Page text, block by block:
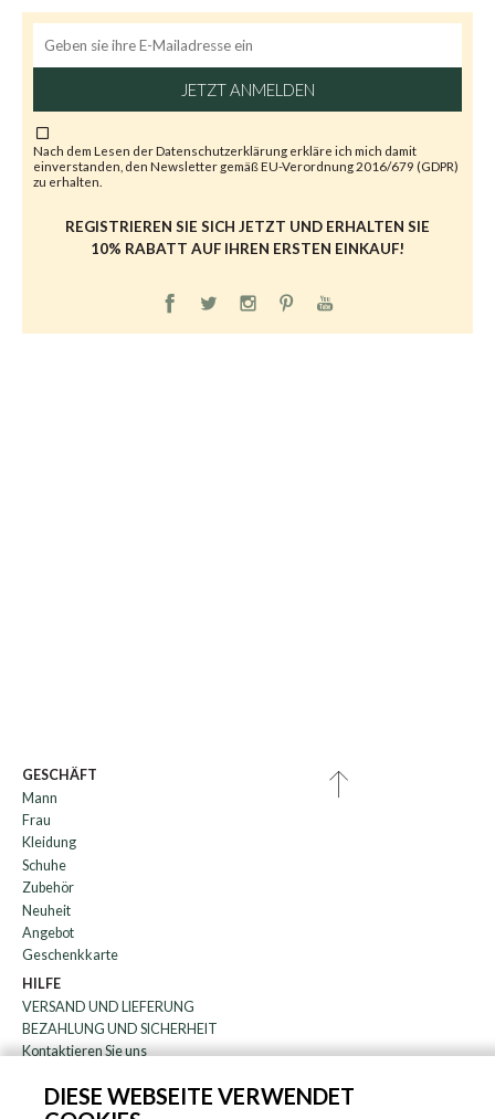
DIESE WEBSEITE VERWENDET
JETZT ANMELDEN
Nach dem Lesen derDatenschutzerklärung erkläre ich mich damit
einverstanden, den Newsletter gemäß EU-Verordnung 2016/679 (GDPR)
zu erhalten.
REGISTRIEREN SIE SICH JETZT UND ERHALTEN SIE
10% RABATT AUF IHREN ERSTEN EINKAUF!
GESCHÄFT
Mann
Frau
Kleidung
Schuhe
Zubehör
Neuheit
Angebot
Geschenkkarte
HILFE
VERSAND UND LIEFERUNG
BEZAHLUNG UND SICHERHEIT
Kontaktieren Sie uns